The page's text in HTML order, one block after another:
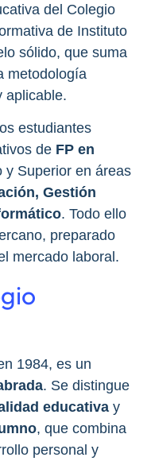
del Colegio
de Instituto
sólido, que suma
metodología
aplicable.
estudiantes
de FP en
y Superior en áreas
Gestión
. Todo ello
preparado
mercado laboral.
1984, es un
. Se distingue
educativa y
, que combina
personal y